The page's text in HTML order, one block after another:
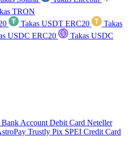
TRON
Takas USDT ERC20
Takas
USDC ERC20
Takas USDC
Bank Account Debit Card Neteller
Trustly Pix SPEI Credit Card